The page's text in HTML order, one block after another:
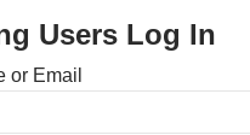
Users Log In
or Email